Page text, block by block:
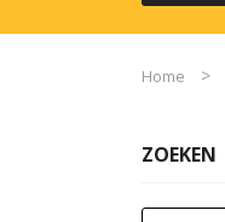
Home
ZOEKEN